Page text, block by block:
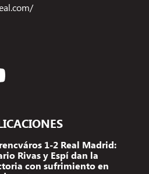
1-2 Real Madrid:
Rivas y Espí dan la
con sufrimiento en